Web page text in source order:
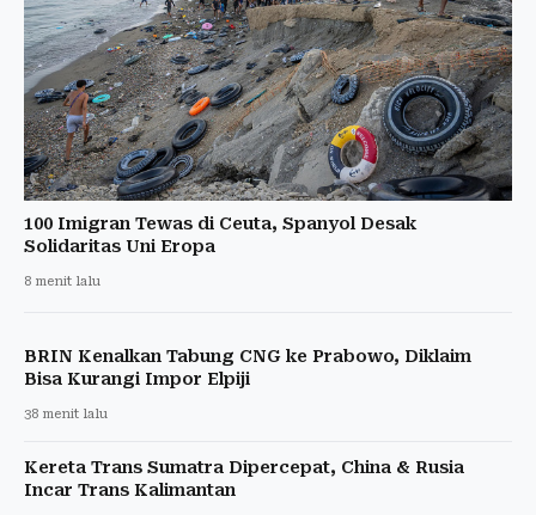
100 Imigran Tewas di Ceuta, Spanyol Desak
Solidaritas Uni Eropa
8 menit lalu
BRIN Kenalkan Tabung CNG ke Prabowo, Diklaim
Bisa Kurangi Impor Elpiji
38 menit lalu
Kereta Trans Sumatra Dipercepat, China & Rusia
Incar Trans Kalimantan